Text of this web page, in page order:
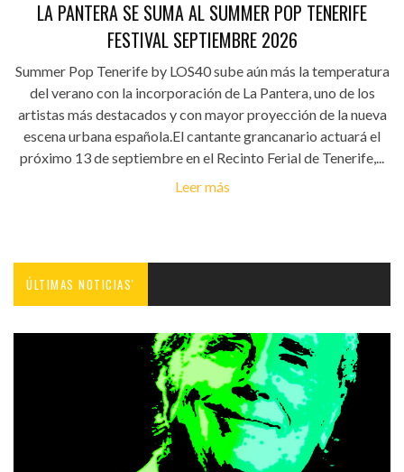
LA PANTERA SE SUMA AL SUMMER POP TENERIFE
FESTIVAL SEPTIEMBRE 2026
Summer Pop Tenerife by LOS40 sube aún más la temperatura
del verano con la incorporación de La Pantera, uno de los
artistas más destacados y con mayor proyección de la nueva
escena urbana española.El cantante grancanario actuará el
próximo 13 de septiembre en el Recinto Ferial de Tenerife,...
Leer más
ÚLTIMAS NOTICIAS'